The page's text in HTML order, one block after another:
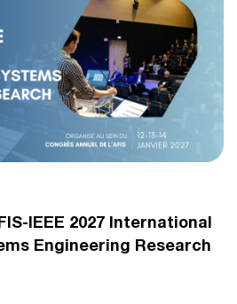
IEEE 2027 International
Engineering Research